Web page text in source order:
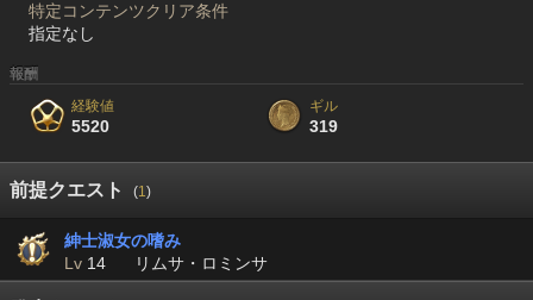
特定コンテンツクリア条件
指定なし
報酬
経験値
5520
ギル
319
前提クエスト (1)
紳士淑女の嗜み
Lv 14 リムサ・ロミンサ